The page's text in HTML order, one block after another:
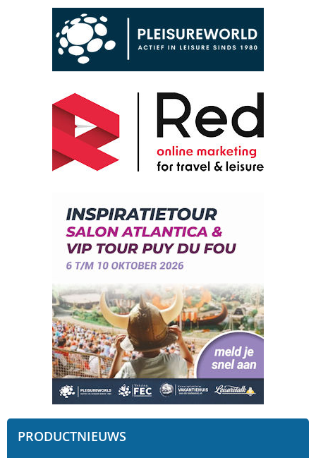
PRODUCTNIEUWS